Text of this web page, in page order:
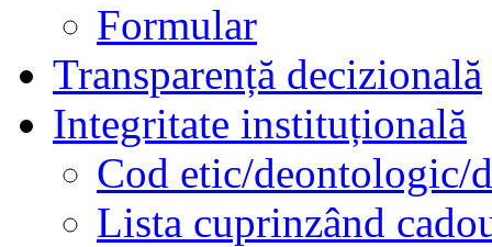
Formular
Transparență decizională
Integritate instituțională
Cod etic/deontologic/
Lista cuprinzând